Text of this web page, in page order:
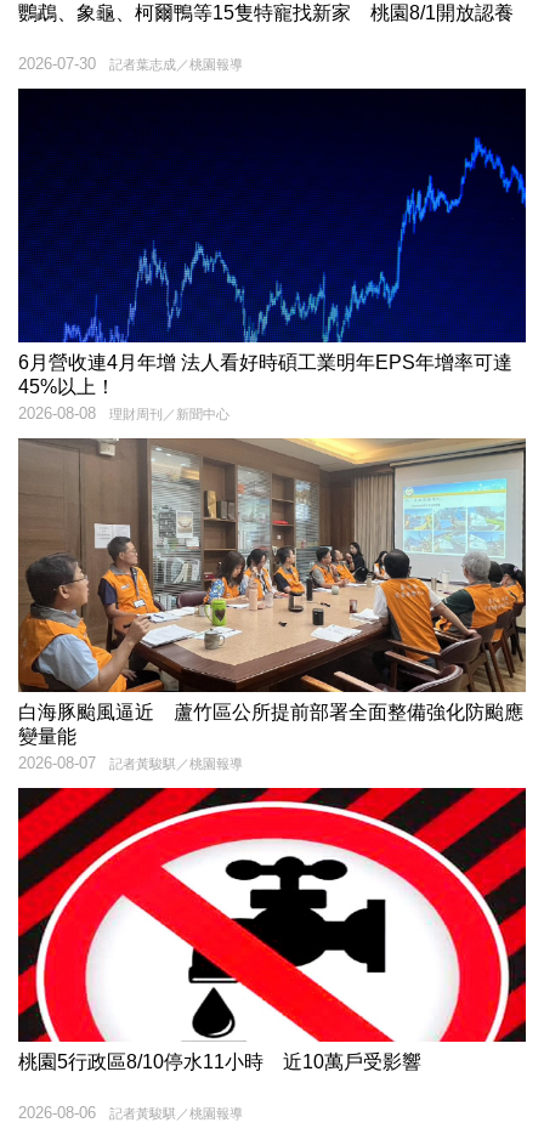
鸚鵡、象龜、柯爾鴨等15隻特寵找新家 桃園8/1開放認養
記者葉志成／桃園報導
2026-07-30
6月營收連4月年增 法人看好時碩工業明年EPS年增率可達
45%以上！
理財周刊／新聞中心
2026-08-08
白海豚颱風逼近 蘆竹區公所提前部署全面整備強化防颱應
變量能
記者黃駿騏／桃園報導
2026-08-07
桃園5行政區8/10停水11小時 近10萬戶受影響
記者黃駿騏／桃園報導
2026-08-06